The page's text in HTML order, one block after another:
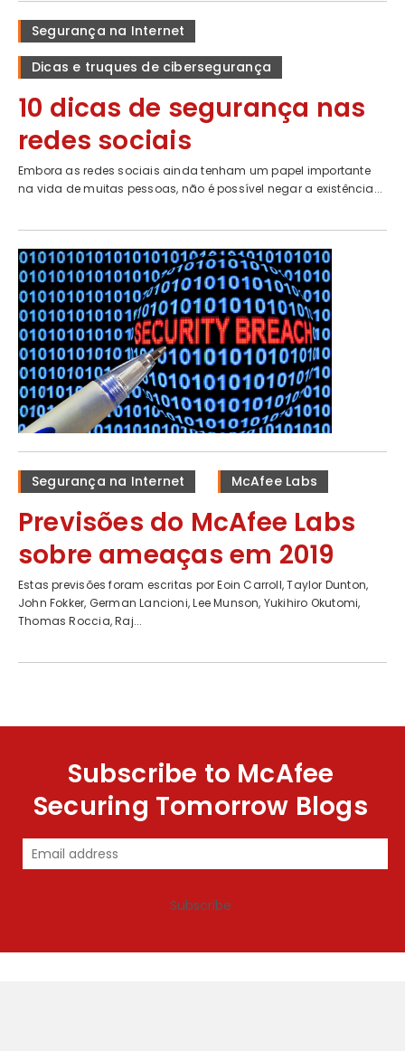
Segurança na Internet
Dicas e truques de cibersegurança
10 dicas de segurança nas
redes sociais
Embora as redes sociais ainda tenham um papel importante
na vida de muitas pessoas, não é possível negar a existência...
Segurança na Internet McAfee Labs
Previsões do McAfee Labs
sobre ameaças em 2019
Estas previsões foram escritas por Eoin Carroll, Taylor Dunton,
John Fokker, German Lancioni, Lee Munson, Yukihiro Okutomi,
Thomas Roccia, Raj...
Subscribe to McAfee
Securing Tomorrow Blogs
Subscribe